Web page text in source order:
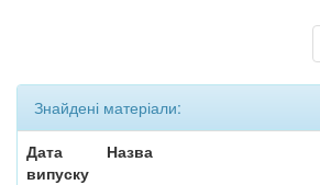
Знайдені матеріали:
Дата
випуску
Назва